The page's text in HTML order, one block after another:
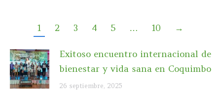
1 2 3 4 5 … 10 →
Exitoso encuentro internacional de
bienestar y vida sana en Coquimbo
26 septiembre, 2025